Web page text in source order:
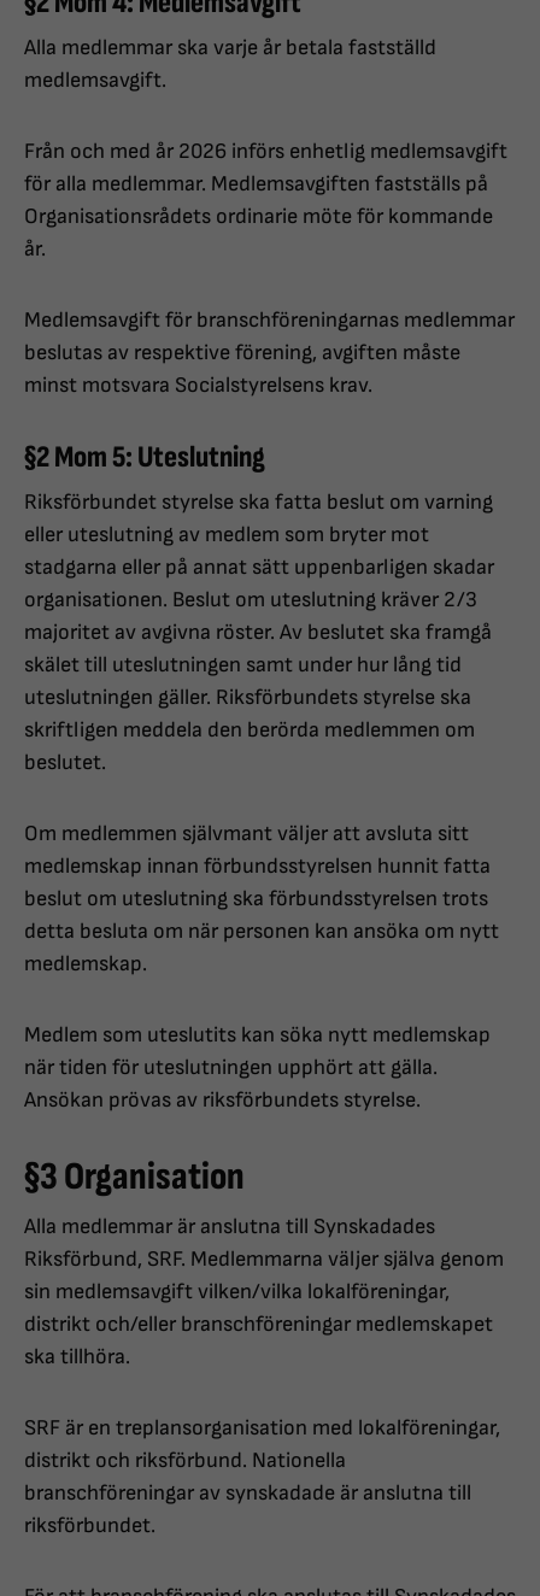
Alla medlemmar ska varje år betala fastställd
medlemsavgift.
Från och med år 2026 införs enhetlig medlemsavgift
för alla medlemmar. Medlemsavgiften fastställs på
Organisationsrådets ordinarie möte för kommande
år.
Medlemsavgift för branschföreningarnas medlemmar
beslutas av respektive förening, avgiften måste
minst motsvara Socialstyrelsens krav.
§2 Mom 5: Uteslutning
Riksförbundet styrelse ska fatta beslut om varning
eller uteslutning av medlem som bryter mot
stadgarna eller på annat sätt uppenbarligen skadar
organisationen. Beslut om uteslutning kräver 2/3
majoritet av avgivna röster. Av beslutet ska framgå
skälet till uteslutningen samt under hur lång tid
uteslutningen gäller. Riksförbundets styrelse ska
skriftligen meddela den berörda medlemmen om
beslutet.
Om medlemmen självmant väljer att avsluta sitt
medlemskap innan förbundsstyrelsen hunnit fatta
beslut om uteslutning ska förbundsstyrelsen trots
detta besluta om när personen kan ansöka om nytt
medlemskap.
Medlem som uteslutits kan söka nytt medlemskap
när tiden för uteslutningen upphört att gälla.
Ansökan prövas av riksförbundets styrelse.
§3 Organisation
Alla medlemmar är anslutna till Synskadades
Riksförbund, SRF. Medlemmarna väljer själva genom
sin medlemsavgift vilken/vilka lokalföreningar,
distrikt och/eller branschföreningar medlemskapet
ska tillhöra.
SRF är en treplansorganisation med lokalföreningar,
distrikt och riksförbund. Nationella
branschföreningar av synskadade är anslutna till
riksförbundet.